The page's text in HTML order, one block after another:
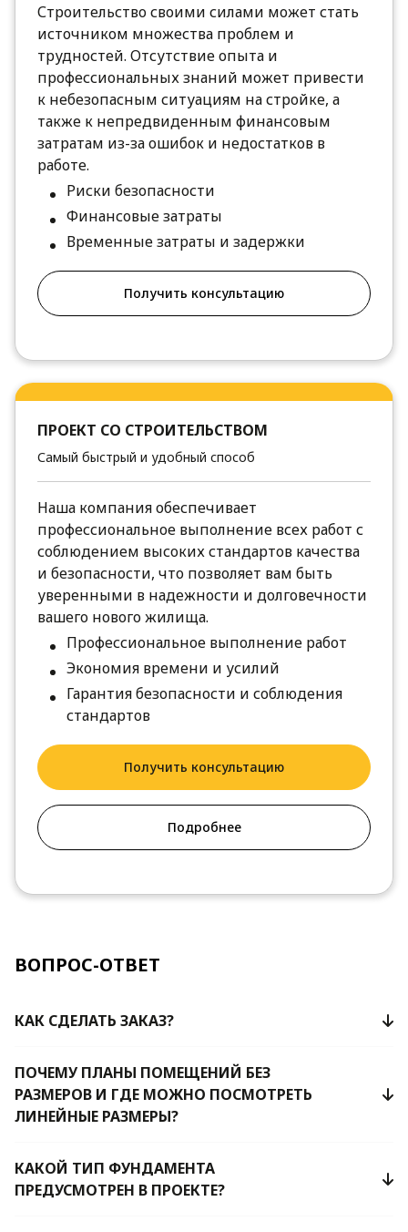
Строительство своими силами может стать
источником множества проблем и
трудностей. Отсутствие опыта и
профессиональных знаний может привести
к небезопасным ситуациям на стройке, а
также к непредвиденным финансовым
затратам из-за ошибок и недостатков в
работе.
Риски безопасности
Финансовые затраты
Временные затраты и задержки
Получить консультацию
ПРОЕКТ СО СТРОИТЕЛЬСТВОМ
Самый быстрый и удобный способ
Наша компания обеспечивает
профессиональное выполнение всех работ с
соблюдением высоких стандартов качества
и безопасности, что позволяет вам быть
уверенными в надежности и долговечности
вашего нового жилища.
Профессиональное выполнение работ
Экономия времени и усилий
Гарантия безопасности и соблюдения
стандартов
Получить консультацию
Подробнее
ВОПРОС-ОТВЕТ
КАК СДЕЛАТЬ ЗАКАЗ?
ПОЧЕМУ ПЛАНЫ ПОМЕЩЕНИЙ БЕЗ
РАЗМЕРОВ И ГДЕ МОЖНО ПОСМОТРЕТЬ
ЛИНЕЙНЫЕ РАЗМЕРЫ?
КАКОЙ ТИП ФУНДАМЕНТА
ПРЕДУСМОТРЕН В ПРОЕКТЕ?